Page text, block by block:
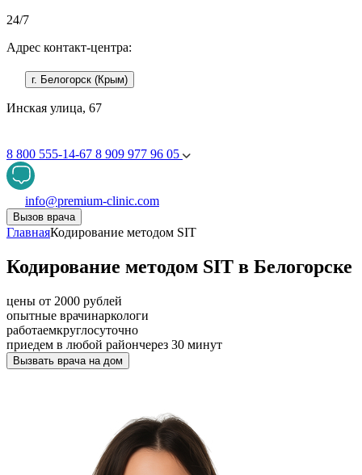
24/7
Адрес контакт-центра:
г. Белогорск (Крым)
Инская улица, 67
8 800 555-14-67 8 909 977 96 05
info@premium-clinic.com
Вызов врача
ГлавнаяКодирование методом SIT
Кодирование методом SIT в Белогорске
цены от 2000 рублей
опытные врачинаркологи
работаемкруглосуточно
приедем в любой райончерез 30 минут
Вызвать врача на дом